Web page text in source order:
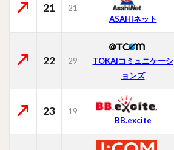
21
21
ASAHIネット
22 29
TOKAIコミュニケーシ
ョンズ
23
19
BB.excite